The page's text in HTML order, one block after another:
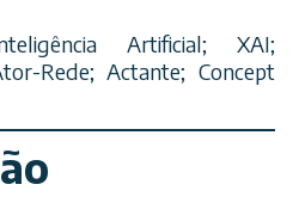
Artificial; XAI;
Rede; Actante; Concept